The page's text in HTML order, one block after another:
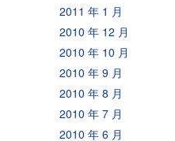
2011 年 1 月
2010 年 12 月
2010 年 10 月
2010 年 9 月
2010 年 8 月
2010 年 7 月
2010 年 6 月